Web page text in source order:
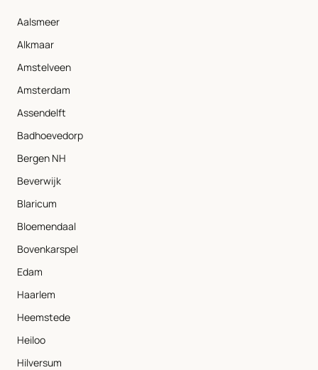
Aalsmeer
Alkmaar
Amstelveen
Amsterdam
Assendelft
Badhoevedorp
Bergen NH
Beverwijk
Blaricum
Bloemendaal
Bovenkarspel
Edam
Haarlem
Heemstede
Heiloo
Hilversum